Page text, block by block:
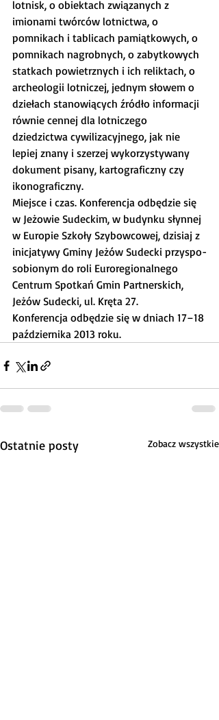
lotnisk, o obiektach związanych z
imionami twórców lotnictwa, o
pomnikach i tablicach pamiąt­ko­wych, o
pomnikach nagrobnych, o za­byt­ko­wych
statkach powietrznych i ich reliktach, o
archeologii lotniczej, jednym słowem o
dzie­łach stanowiących źródło informacji
równie cennej dla lotniczego
dziedzictwa cy­wi­li­za­cyj­nego, jak nie
lepiej znany i szerzej wy­ko­rzys­ty­wany
dokument pisany, kartograficzny czy
ikonograficzny.
Miejsce i czas. Konferencja odbędzie się
w Jeżowie Sudeckim, w budynku słynnej
w Europie Szkoły Szybowcowej, dzisiaj z
inicjatywy Gminy Jeżów Sudecki przy­spo­
so­bio­nym do roli Euroregionalnego
Centrum Spotkań Gmin Partnerskich,
Jeżów Sudecki, ul. Kręta 27.
Konferencja odbędzie się w dniach 17–18
października 2013 roku.
Ostatnie posty Zobacz wszystkie